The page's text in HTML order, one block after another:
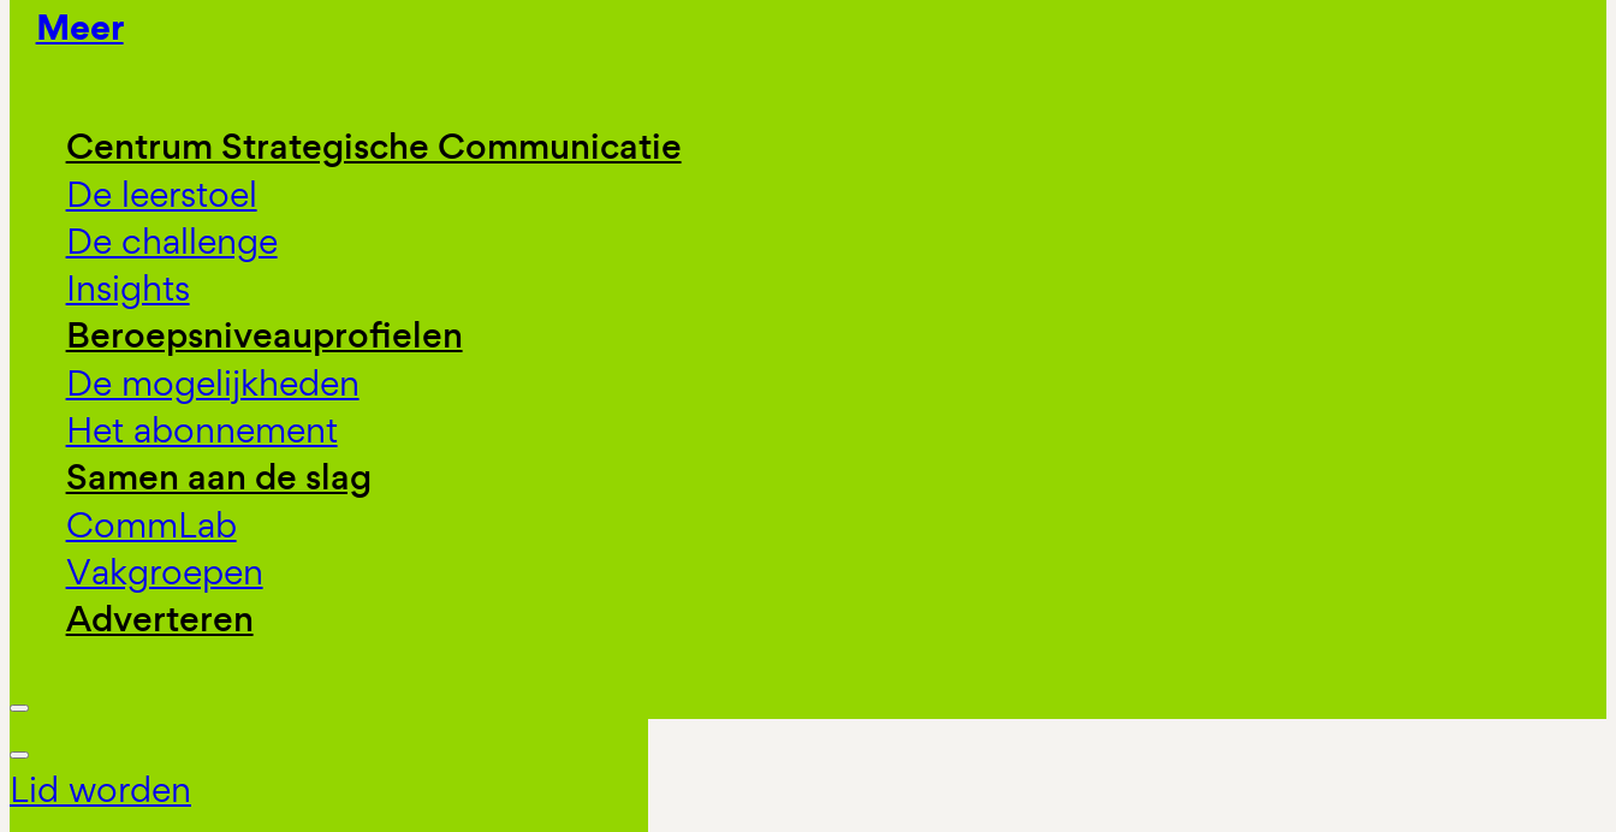
Meer
Centrum Strategische Communicatie
De leerstoel
De challenge
Insights
Beroepsniveauprofielen
De mogelijkheden
Het abonnement
Samen aan de slag
CommLab
Vakgroepen
Adverteren
Lid worden